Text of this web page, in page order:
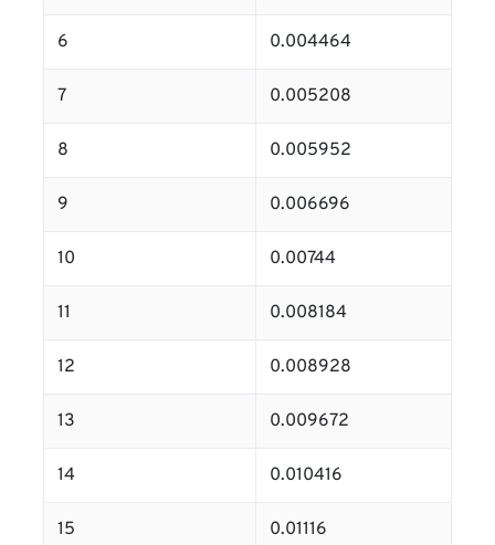
6 0.004464
7 0.005208
8 0.005952
9 0.006696
10 0.00744
11 0.008184
12 0.008928
13 0.009672
14 0.010416
15 0.01116